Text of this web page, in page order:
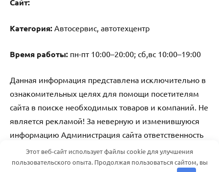
Cайт:
Категория: Автосервис, автотехцентр
Время работы: пн-пт 10:00–20:00; сб,вс 10:00–19:00
Данная информация представлена исключительно в
ознакомительных целях для помощи посетителям
сайта в поиске необходимых товаров и компаний. Не
является рекламой! За неверную и изменившуюся
информацию Администрация сайта ответственность
не несет.Этот веб-сайт использует файлы cookie для улучшения
пользовательского опыта. Продолжая пользоваться сайтом, вы